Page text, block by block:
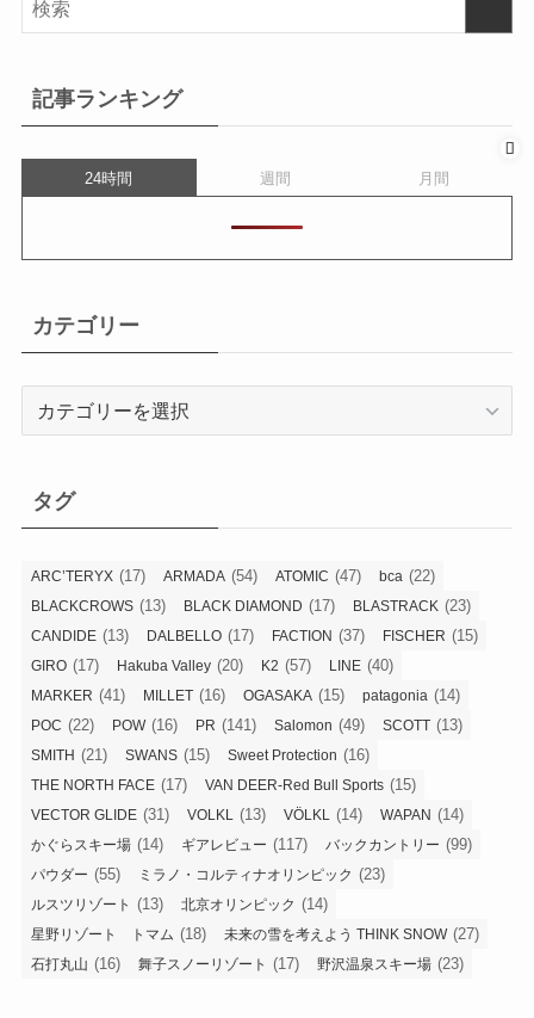
記事ランキング
24時間 週間 月間
カテゴリー
ー
タグ
ARC’TERYX (17) ARMADA (54) ATOMIC (47) bca (22)
BLACKCROWS (13) BLACK DIAMOND (17) BLASTRACK (23)
CANDIDE (13) DALBELLO (17) FACTION (37) FISCHER (15)
GIRO (17) Hakuba Valley (20) K2 (57) LINE (40)
MARKER (41) MILLET (16) OGASAKA (15) patagonia (14)
POC (22) POW(16) PR (141) Salomon (49) SCOTT (13)
SMITH (21) SWANS (15) Sweet Protection (16)
THE NORTH FACE (17) VAN DEER-Red Bull Sports (15)
VECTOR GLIDE (31) VOLKL (13) VÖLKL (14) WAPAN (14)
かぐらスキー場 (14) ギアレビュー (117) バックカントリー (99)
パウダー (55) ミラノ・コルティナオリンピック (23)
ルスツリゾート (13) 北京オリンピック (14)
星野リゾート トマム (18) 未来の雪を考えよう THINK SNOW(27)
石打丸山 (16) 舞子スノーリゾート (17) 野沢温泉スキー場 (23)